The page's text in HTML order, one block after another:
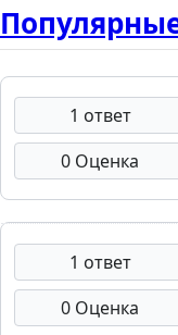
1 ответ
0 Оценка
1 ответ
0 Оценка